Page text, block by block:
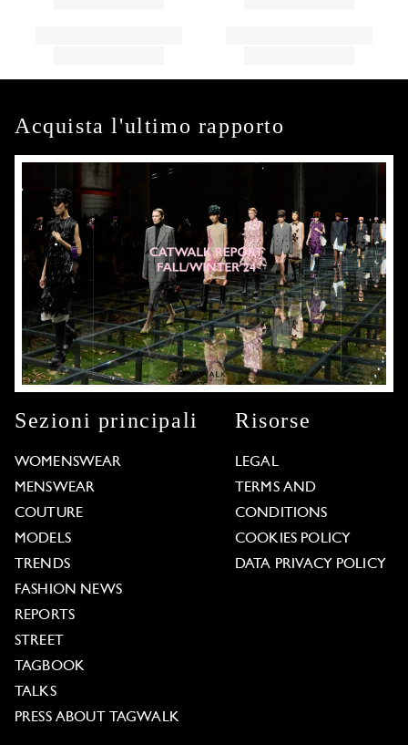
Acquista l'ultimo rapporto
Sezioni principali
WOMENSWEAR
MENSWEAR
COUTURE
MODELS
TRENDS
FASHION NEWS
REPORTS
STREET
TAGBOOK
TALKS
PRESS ABOUT TAGWALK
Risorse
LEGAL
TERMS AND
CONDITIONS
COOKIES POLICY
DATA PRIVACY POLICY